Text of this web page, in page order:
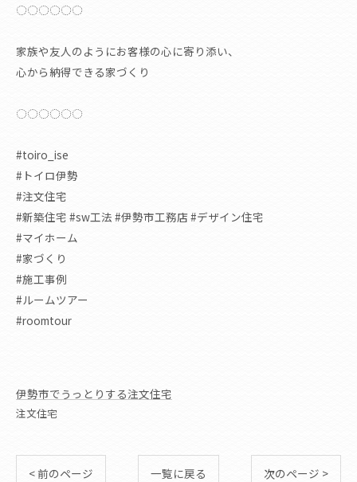
◌◌◌◌◌◌
家族や友人のようにお客様の心に寄り添い、
心から納得できる家づくり
◌◌◌◌◌◌
#toiro_ise
#トイロ伊勢
#注文住宅
#新築住宅 #sw工法 #伊勢市工務店 #デザイン住宅
#マイホーム
#家づくり
#施工事例
#ルームツアー
#roomtour
伊勢市でうっとりする注文住宅
注文住宅
< 前のページ 一覧に戻る 次のページ >